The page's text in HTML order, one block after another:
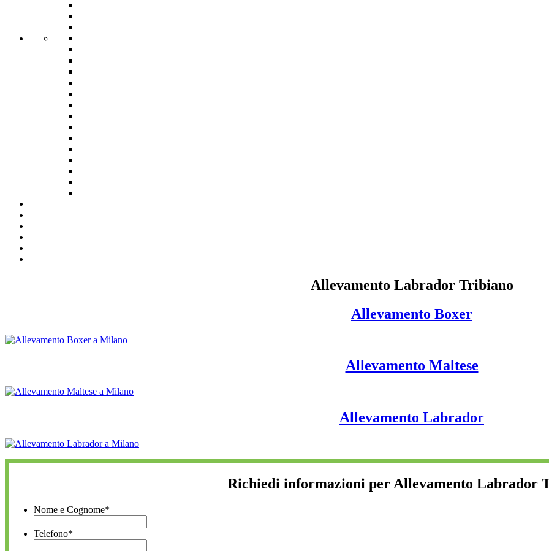
Allevamento Labrador Tribiano
Allevamento Boxer
Allevamento Maltese
Allevamento Labrador
Richiedi informazioni per Allevamento Labrador
Nome e Cognome*
Telefono*